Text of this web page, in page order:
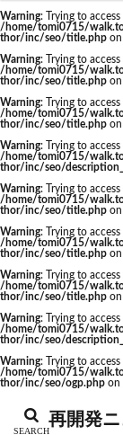
Warning: Trying to
/home/tomi0715/
thor/inc/seo/title.php
Warning: Trying to
/home/tomi0715/
thor/inc/seo/title.php
Warning: Trying to
/home/tomi0715/
thor/inc/seo/title.php
Warning: Trying to
/home/tomi0715/
thor/inc/seo/
Warning: Trying to
/home/tomi0715/
thor/inc/seo/title.php
Warning: Trying to
/home/tomi0715/
thor/inc/seo/title.php
Warning: Trying to
/home/tomi0715/
thor/inc/seo/title.php
Warning: Trying to
/home/tomi0715/
thor/inc/seo/
Warning: Trying to
/home/tomi0715/
thor/inc/seo/ogp.php on
再開発
東京駅 再開発
タグ
Bunkamura
DeNA
JPタワー大阪
JR奈良線
KABUTO
LVMH
Park-PFI
お台場海浜公
こちら葛飾